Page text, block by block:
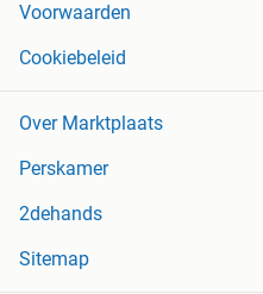
Voorwaarden
Cookiebeleid
Over Marktplaats
Perskamer
2dehands
Sitemap